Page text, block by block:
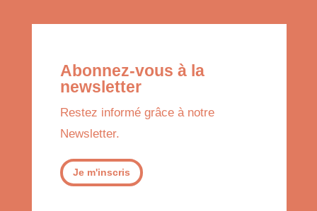
Abonnez-vous à la
newsletter
Restez informé grâce à notre
Newsletter.
Je m'inscris